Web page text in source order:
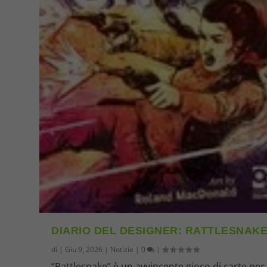
DIARIO DEL DESIGNER:
di | Giu 9, 2026 | Notizie | 0 |